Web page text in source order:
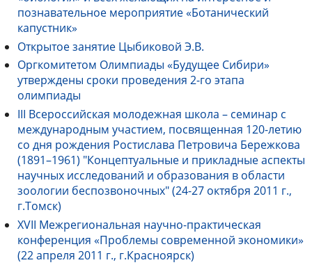
познавательное мероприятие «Ботанический
капустник»
Открытое занятие Цыбиковой Э.В.
Оргкомитетом Олимпиады «Будущее Сибири»
утверждены сроки проведения 2-го этапа
олимпиады
III Всероссийская молодежная школа – семинар с
международным участием, посвященная 120-летию
со дня рождения Ростислава Петровича Бережкова
(1891–1961) "Концептуальные и прикладные аспекты
научных исследований и образования в области
зоологии беспозвоночных" (24-27 октября 2011 г.,
г.Томск)
XVII Межрегиональная научно-практическая
конференция «Проблемы современной экономики»
(22 апреля 2011 г., г.Красноярск)